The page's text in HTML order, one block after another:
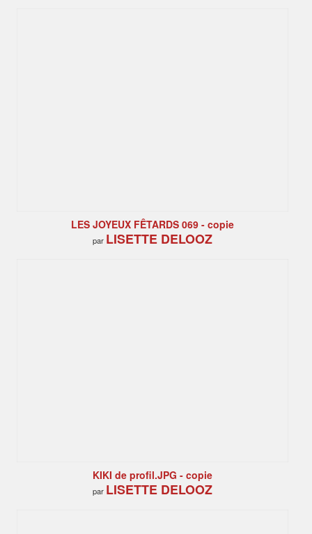
LES JOYEUX FÊTARDS 069 - copie
par LISETTE DELOOZ
KIKI de profil.JPG - copie
par LISETTE DELOOZ